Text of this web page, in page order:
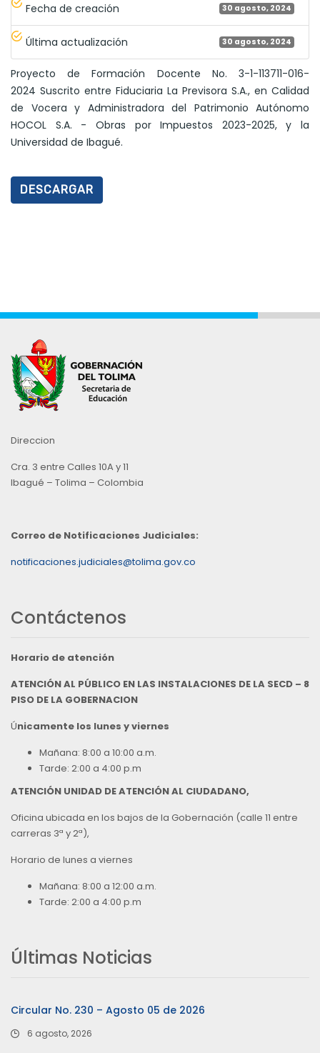
Fecha de creación 30 agosto, 2024
Última actualización 30 agosto, 2024
Proyecto de Formación Docente No. 3-1-113711-016-
2024 Suscrito entre Fiduciaria La Previsora S.A., en Calidad
de Vocera y Administradora del Patrimonio Autónomo
HOCOL S.A. - Obras por Impuestos 2023-2025, y la
Universidad de Ibagué.
DESCARGAR
Direccion
Cra. 3 entre Calles 10A y 11
Ibagué – Tolima – Colombia
Correo de Notificaciones Judiciales:
notificaciones.judiciales@tolima.gov.co
Contáctenos
Horario de atención
ATENCIÓN AL PÚBLICO EN LAS INSTALACIONES DE LA SECD – 8
PISO DE LA GOBERNACION
Únicamente los lunes y viernes
Mañana: 8:00 a 10:00 a.m.
Tarde: 2:00 a 4:00 p.m
ATENCIÓN UNIDAD DE ATENCIÓN AL CIUDADANO,
Oficina ubicada en los bajos de la Gobernación (calle 11 entre
carreras 3ª y 2ª),
Horario de lunes a viernes
Mañana: 8:00 a 12:00 a.m.
Tarde: 2:00 a 4:00 p.m
Últimas Noticias
Circular No. 230 – Agosto 05 de 2026
6 agosto, 2026